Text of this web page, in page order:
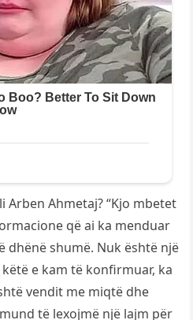
Arben Ahmetaj? “Kjo mbetet
që ai ka menduar
dhënë shumë. Nuk është një
e kam të konfirmuar, ka
vendit me miqtë dhe
të lexojmë një lajm për